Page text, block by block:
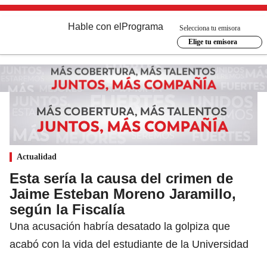
Hable con el Programa
Selecciona tu emisora
Elige tu emisora
Actualidad
Esta sería la causa del crimen de
Jaime Esteban Moreno Jaramillo,
según la Fiscalía
Una acusación habría desatado la golpiza que
acabó con la vida del estudiante de la Universidad